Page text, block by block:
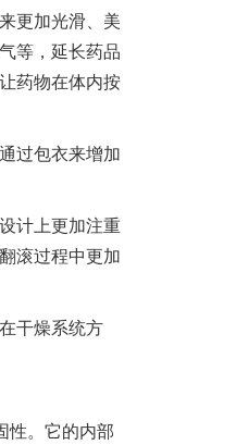
更加光滑、美
等，延长药品
药物在体内按
过包衣来增加
计上更加注重
滚过程中更加
干燥系统方
性。它的内部